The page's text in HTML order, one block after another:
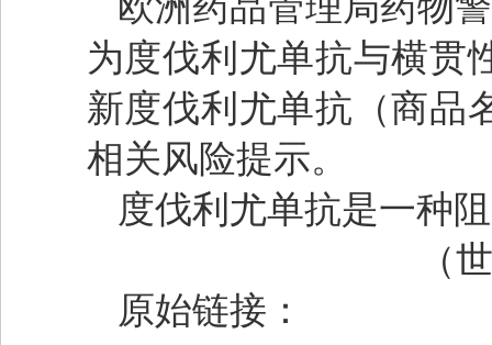
为度伐利尤单抗与横贯
新度伐利尤单抗（商品
相关风险提示。
度伐利尤单抗是一种
（
原始链接：